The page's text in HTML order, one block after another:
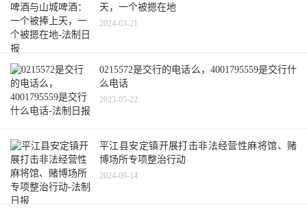
天，一个被摁在地
2024-03-21
0215572是交行的电话么，4001795559是交行什
么电话
2023-05-22
平江县安定镇开展打击非法经营性麻将馆、赌
博场所专项整治行动
2024-09-14